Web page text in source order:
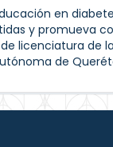
en
y promueva
licenciatura de
de